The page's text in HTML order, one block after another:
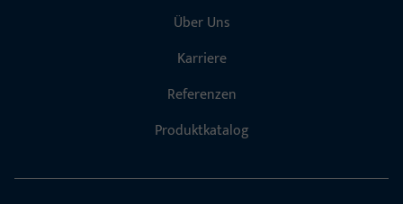
Über Uns
Karriere
Referenzen
Produktkatalog